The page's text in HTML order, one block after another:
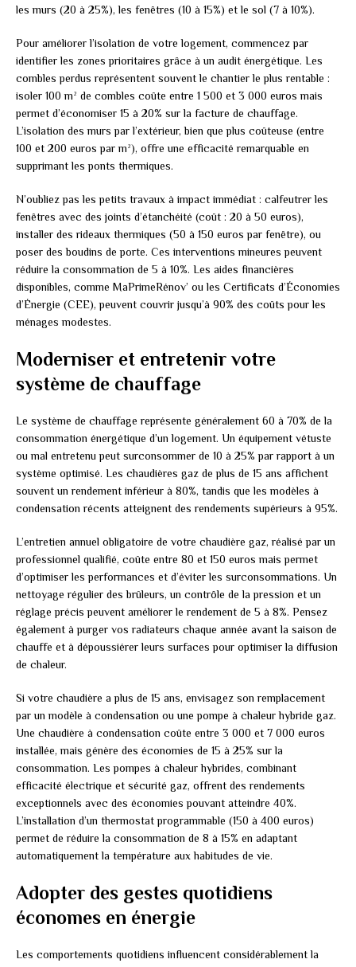
les murs (20 à 25%), les fenêtres (10 à 15%) et le sol (7 à 10%).
Pour améliorer l’isolation de votre logement, commencez par
identifier les zones prioritaires grâce à un audit énergétique. Les
combles perdus représentent souvent le chantier le plus rentable :
isoler 100 m² de combles coûte entre 1 500 et 3 000 euros mais
permet d’économiser 15 à 20% sur la facture de chauffage.
L’isolation des murs par l’extérieur, bien que plus coûteuse (entre
100 et 200 euros par m²), offre une efficacité remarquable en
supprimant les ponts thermiques.
N’oubliez pas les petits travaux à impact immédiat : calfeutrer les
fenêtres avec des joints d’étanchéité (coût : 20 à 50 euros),
installer des rideaux thermiques (50 à 150 euros par fenêtre), ou
poser des boudins de porte. Ces interventions mineures peuvent
réduire la consommation de 5 à 10%. Les aides financières
disponibles, comme MaPrimeRénov’ ou les Certificats d’Économies
d’Énergie (CEE), peuvent couvrir jusqu’à 90% des coûts pour les
ménages modestes.
Moderniser et entretenir votre
système de chauffage
Le système de chauffage représente généralement 60 à 70% de la
consommation énergétique d’un logement. Un équipement vétuste
ou mal entretenu peut surconsommer de 10 à 25% par rapport à un
système optimisé. Les chaudières gaz de plus de 15 ans affichent
souvent un rendement inférieur à 80%, tandis que les modèles à
condensation récents atteignent des rendements supérieurs à 95%.
L’entretien annuel obligatoire de votre chaudière gaz, réalisé par un
professionnel qualifié, coûte entre 80 et 150 euros mais permet
d’optimiser les performances et d’éviter les surconsommations. Un
nettoyage régulier des brûleurs, un contrôle de la pression et un
réglage précis peuvent améliorer le rendement de 5 à 8%. Pensez
également à purger vos radiateurs chaque année avant la saison de
chauffe et à dépoussiérer leurs surfaces pour optimiser la diffusion
de chaleur.
Si votre chaudière a plus de 15 ans, envisagez son remplacement
par un modèle à condensation ou une pompe à chaleur hybride gaz.
Une chaudière à condensation coûte entre 3 000 et 7 000 euros
installée, mais génère des économies de 15 à 25% sur la
consommation. Les pompes à chaleur hybrides, combinant
efficacité électrique et sécurité gaz, offrent des rendements
exceptionnels avec des économies pouvant atteindre 40%.
L’installation d’un thermostat programmable (150 à 400 euros)
permet de réduire la consommation de 8 à 15% en adaptant
automatiquement la température aux habitudes de vie.
Adopter des gestes quotidiens
économes en énergie
Les comportements quotidiens influencent considérablement la